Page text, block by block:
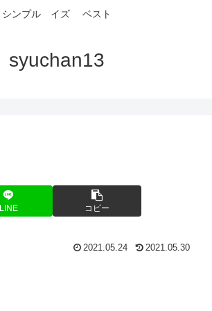
シンプル イズ ベスト
syuchan13
LINE コピー
2021.05.24 2021.05.30